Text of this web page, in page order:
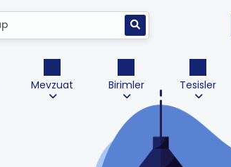
Mevzuat Birimler Tesisler